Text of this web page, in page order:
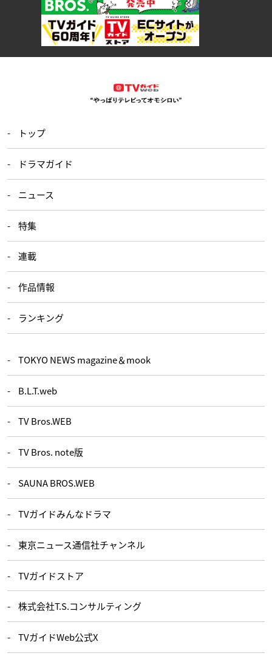
トップ
ドラマガイド
ニュース
特集
連載
作品情報
ランキング
TOKYO NEWS magazine＆mook
B.L.T.web
TV Bros.WEB
TV Bros. note版
SAUNA BROS.WEB
TVガイドみんなドラマ
東京ニュース通信社チャンネル
TVガイドストア
株式会社T.S.コンサルティング
TVガイドWeb公式X